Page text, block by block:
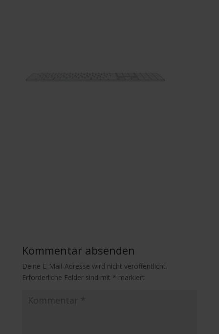
Kommentar absenden
Deine E-Mail-Adresse wird nicht veröffentlicht.
Erforderliche Felder sind mit * markiert